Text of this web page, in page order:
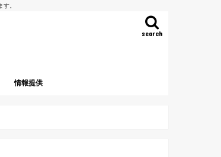
。
search
情報提供